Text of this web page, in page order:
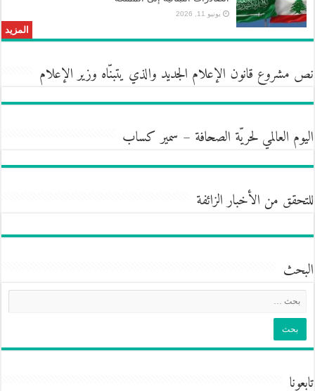
المزيد
يونيو 11, 2026
نص مشروع قانون الإعلام الجديد والذي يتبنّاه وزير الإعلام
اليوم العالمي لحريّة الصحافة – سمير كساب
للتحقق من الأخبار الزائفة
البحث
تابعونا